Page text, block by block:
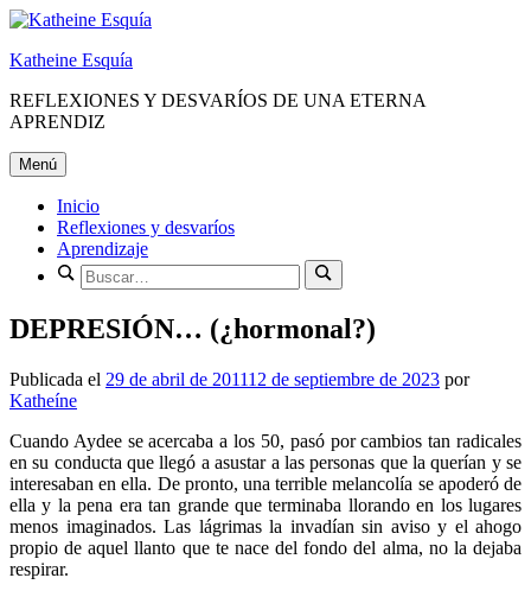
Saltar
contenido
Katheine Esquía
REFLEXIONES Y DESVARÍOS DE UNA ETERNA
APRENDIZ
Menú
Inicio
Reflexiones y desvaríos
Aprendizaje
Buscar:
Buscar
DEPRESIÓN… (¿hormonal?)
Publicada el 29 de abril de 201112 de septiembre de 2023 por
Katheíne
Cuando Aydee se acercaba a los 50, pasó por cambios tan radicales
en su conducta que llegó a asustar a las personas que la querían y se
interesaban en ella. De pronto, una terrible melancolía se apoderó de
ella y la pena era tan grande que terminaba llorando en los lugares
menos imaginados. Las lágrimas la invadían sin aviso y el ahogo
propio de aquel llanto que te nace del fondo del alma, no la dejaba
respirar.